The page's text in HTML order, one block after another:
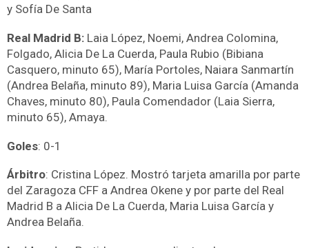
y Sofía De Santa
Real Madrid B: Laia López, Noemi, Andrea Colomina,
Folgado, Alicia De La Cuerda, Paula Rubio (Bibiana
Casquero, minuto 65), María Portoles, Naiara Sanmartín
(Andrea Belaña, minuto 89), Maria Luisa García (Amanda
Chaves, minuto 80), Paula Comendador (Laia Sierra,
minuto 65), Amaya.
Goles: 0-1
Árbitro: Cristina López. Mostró tarjeta amarilla por parte
del Zaragoza CFF a Andrea Okene y por parte del Real
Madrid B a Alicia De La Cuerda, Maria Luisa García y
Andrea Belaña.